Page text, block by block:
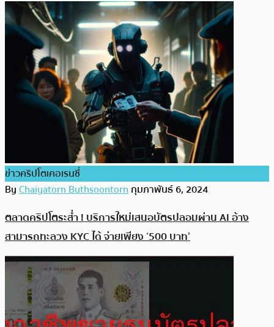
ข่าวคริปโตเคอเรนซี่
ByChaiyatorn Buthsoontornกุมภาพันธ์ 6, 2024
ตลาดคริปโตระส่ำ ! บริการใหม่เสนอบัตรปลอมผ่าน AI อ้าง
สามารถทะลวง KYC ได้ จ่ายเพียง ‘500 บาท’